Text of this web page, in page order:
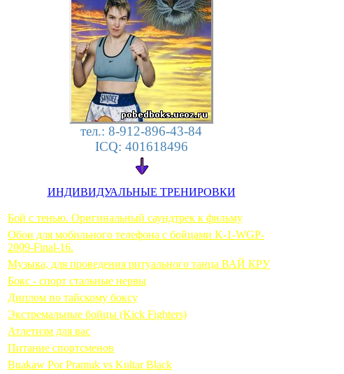
тел.: 8-912-896-43-84
ICQ: 401618496
ИНДИВИДУАЛЬНЫЕ ТРЕНИРОВКИ
Бой с тенью. Оригинальный саундтрек к фильму
Обои для мобильного телефона с бойцами K-1-WGP-
2009-Final-16.
Музыка, для проведения ритуального танца ВАЙ КРУ
Бокс - спорт стальные нервы
Диплом по тайскому боксу
Экстремальные бойцы (Kick Fighters)
Атлетизм для вас
Питание спортсменов
Buakaw Por Pramuk vs Kultar Black